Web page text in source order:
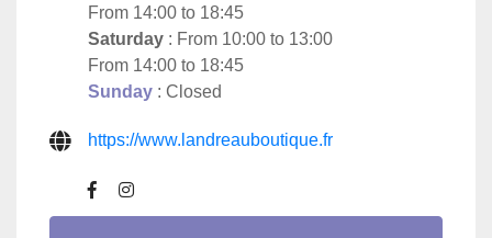
From 14:00 to 18:45
Saturday : From 10:00 to 13:00
From 14:00 to 18:45
Sunday : Closed
https://www.landreauboutique.fr